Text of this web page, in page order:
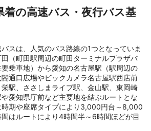
の高速バス・夜行バス基
スは、人気のバス路線の1つとなっていま
（町田駅周辺の町田ターミナルプラザバ
乗車地）から愛知の名古屋駅（駅周辺の
通口広場やビックカメラ名古屋駅西店前
駅、ささしまライブ駅、金山駅、東岡崎
愛知県庁前など主要地を結ぶルートとな
時期や座席タイプにより3,000円台～8,000
はルートにより4時間半～6時間ほどが目